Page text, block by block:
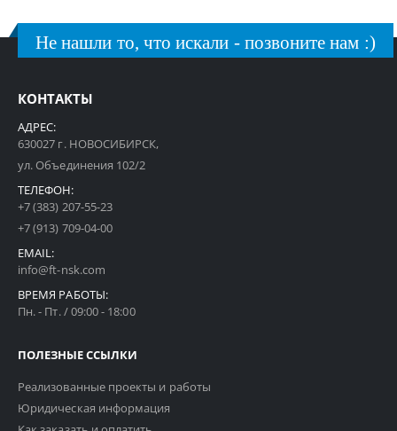
Не нашли то, что искали - позвоните нам :)
КОНТАКТЫ
АДРЕС:
630027 г. НОВОСИБИРСК,
ул. Объединения 102/2
ТЕЛЕФОН:
+7 (383) 207-55-23
+7 (913) 709-04-00
EMAIL:
info@ft-nsk.com
ВРЕМЯ РАБОТЫ:
Пн. - Пт. / 09:00 - 18:00
ПОЛЕЗНЫЕ ССЫЛКИ
Реализованные проекты и работы
Юридическая информация